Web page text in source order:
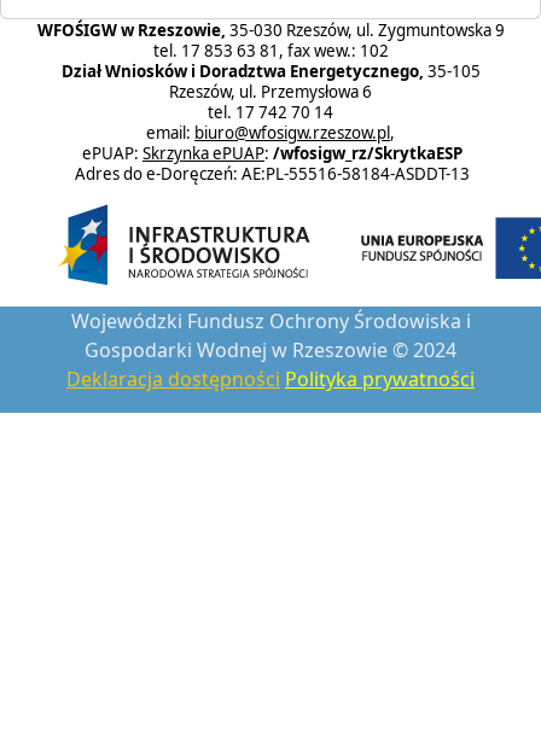
WFOŚIGW w Rzeszowie, 35-030 Rzeszów, ul. Zygmuntowska 9
tel. 17 853 63 81, fax wew.: 102
Dział Wniosków i Doradztwa Energetycznego, 35-105
Rzeszów, ul. Przemysłowa 6
tel. 17 742 70 14
email: biuro@wfosigw.rzeszow.pl,
ePUAP: Skrzynka ePUAP: /wfosigw_rz/SkrytkaESP
Adres do e-Doręczeń: AE:PL-55516-58184-ASDDT-13
Wojewódzki Fundusz Ochrony Środowiska i
Gospodarki Wodnej w Rzeszowie © 2024
Deklaracja dostępności Polityka prywatności